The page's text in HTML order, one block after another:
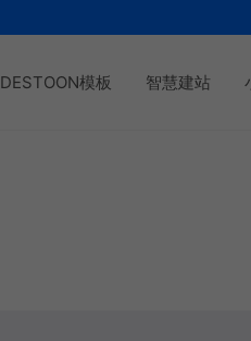
DESTOON模板 智慧建站